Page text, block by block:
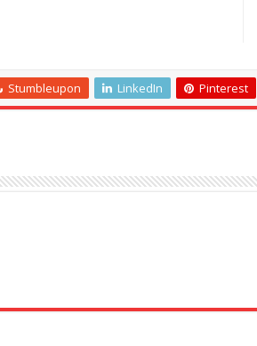
Stumbleupon LinkedIn Pinterest